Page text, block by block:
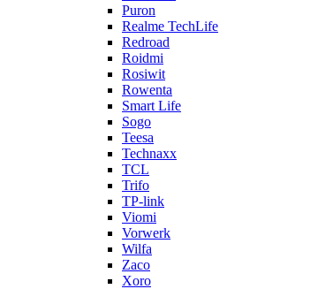
Puron
Realme TechLife
Redroad
Roidmi
Rosiwit
Rowenta
Smart Life
Sogo
Teesa
Technaxx
TCL
Trifo
TP-link
Viomi
Vorwerk
Wilfa
Zaco
Xoro